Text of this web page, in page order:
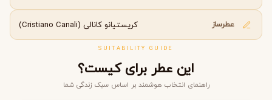
عطرساز کریستیانو کانالی (Cristiano Canali)
SUITABILITY GUIDE
این عطر برای کیست؟
راهنمای انتخاب هوشمند بر اساس سبک زندگی شما